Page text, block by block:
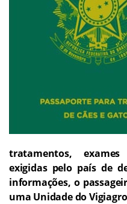
tratamentos,
exigidas pelo país de
informações, o
uma Unidade do